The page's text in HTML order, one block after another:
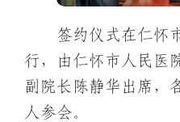
签约仪式在仁怀
行，由仁怀市人民医
副院长陈静华出席，
人参会。